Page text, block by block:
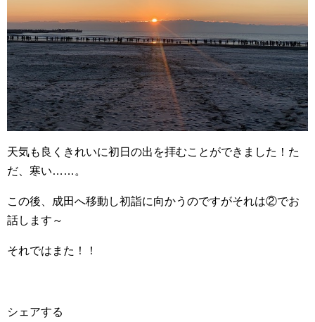
天気も良くきれいに初日の出を拝むことができました！た
だ、寒い……。
この後、成田へ移動し初詣に向かうのですがそれは②でお
話します～
それではまた！！
シェアする